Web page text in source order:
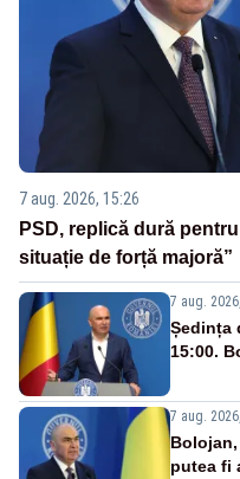
7 aug. 2026, 15:26
PSD, replică dură
situație de forță majoră”
7 aug.
Ședința
15:00.
7 aug.
putea fi